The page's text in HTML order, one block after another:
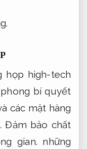
họp high-tech
bí quyết
các mặt hàng
Đảm bảo chất
gian. những